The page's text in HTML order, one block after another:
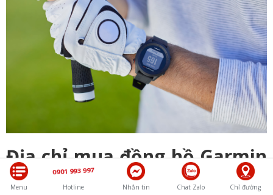
Địa chỉ mua đồng hồ Garmin
chính hãng, giá tốt
Menu
0901 993 997
Hotline Nhắn tin Chat Zalo Chỉ đường